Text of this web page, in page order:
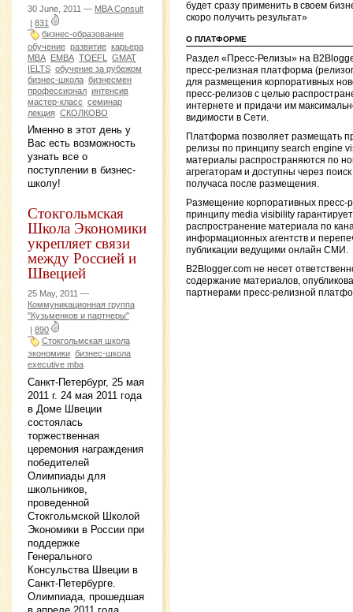
30 June, 2011 — MBA Consult
| 831
бизнес-образование
обучение развитие карьера
MBA EMBA TOEFL
GMAT
IELTS обучение за рубежом
бизнес-школа бизнесмен
профессионал интенсив
мастер-класс семинар
лекция СКОЛКОВО
Именно в этот день у
Вас есть возможность
узнать все о
поступлении в бизнес-
школу!
Стокгольмская
Школа Экономики
укрепляет связи
между Россией и
Швецией
25 May, 2011 —
Коммуникационная группа
"Кузьменков и партнеры"
| 890
Стокгольмская школа
экономики бизнес-школа
executive mba
Санкт-Петербург, 25 мая
2011 г. 24 мая 2011 года
в Доме Швеции
состоялась
торжественная
церемония награждения
победителей
Олимпиады для
школьников,
проведенной
Стокгольмской Школой
Экономики в России при
поддержке
Генерального
Консульства Швеции в
Санкт-Петербурге.
Олимпиада, прошедшая
будет сразу применить в своем
скоро получить результат»
О ПЛАТФОРМЕ
Раздел «Пресс-Релизы» на
пресс-релизная платформа
для размещения корпоративных
пресс-релизов с целью
интернете и придачи им
видимости в Сети.
Платформа позволяет размещать
релизы по принципу search engine
материалы распространяются по
агрегаторам и доступны через
получаса после размещения.
Размещение корпоративных пресс-
принципу media visibility гарантирует
распространение материала по
информационных агентств и
публикации ведущими онлайн СМИ.
B2Blogger.com не несет
содержание материалов,
партнерами пресс-релизной